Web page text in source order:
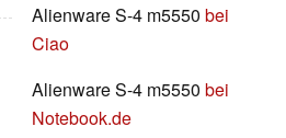
Alienware S-4 m5550 bei
Ciao
Alienware S-4 m5550 bei
Notebook.de